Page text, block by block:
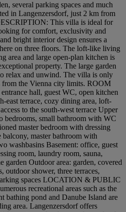
several parking spaces and much
in Langenzersdorf, just 2 km from
This villa is ideal for
for comfort, exclusivity and
bright interior design ensures a
on three floors. The loft-like living
area and large open-plan kitchen is
property. The large garden
relax and unwind. The villa is only
from the Vienna city limits. ROOM
hall, guest WC, open kitchen
east terrace, cozy dining area, loft-
to the south-west terrace Upper
bedrooms, small bathroom with WC
master bedroom with dressing
balcony, master bathroom with
washbasins Basement: office, guest
room, laundry room, sauna,
garden Outdoor area: garden, covered
outdoor shower, three terraces,
spaces LOCATION & PUBLIC
recreational areas such as the
bathing pond and Danube Island are
area. Langenzersdorf offers